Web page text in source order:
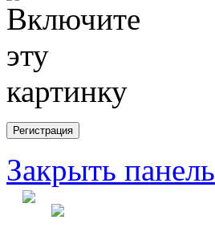
Закрыть панель